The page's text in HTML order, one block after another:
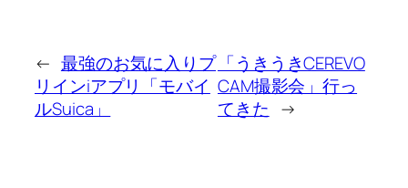
← 最強のお気に入りプ
リインiアプリ「モバイ
ルSuica」
「うきうきCEREVO
CAM撮影会」行っ
てきた →